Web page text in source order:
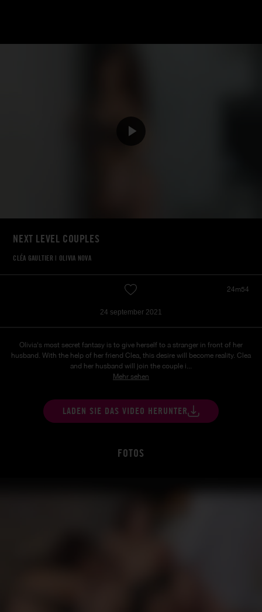
NEXT LEVEL COUPLES
CLÉA GAULTIER | OLIVIA NOVA
24m54
24 september 2021
Olivia's most secret fantasy is to give herself to a stranger in front of her
husband. With the help of her friend Clea, this desire will become reality. Clea
and her husband will join the couple i...
Mehr sehen
LADEN SIE DAS VIDEO HERUNTER
FOTOS